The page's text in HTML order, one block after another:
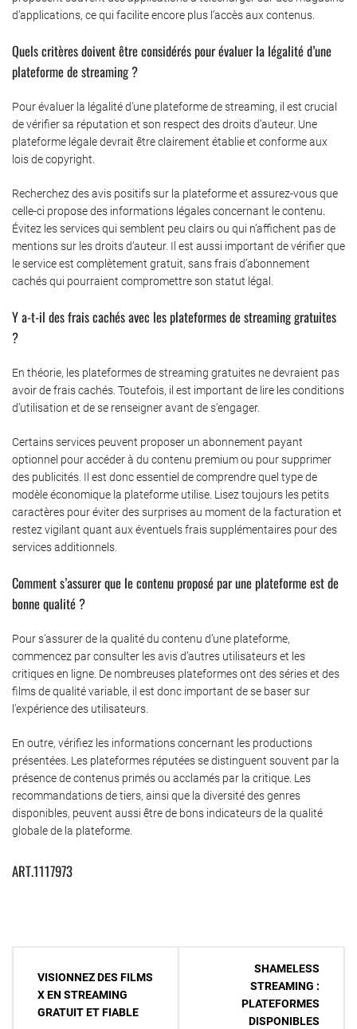
d’applications, ce qui facilite encore plus l’accès aux contenus.
Quels critères doivent être considérés pour évaluer la légalité d’une
plateforme de streaming ?
Pour évaluer la légalité d’une plateforme de streaming, il est crucial
de vérifier sa réputation et son respect des droits d’auteur. Une
plateforme légale devrait être clairement établie et conforme aux
lois de copyright.
Recherchez des avis positifs sur la plateforme et assurez-vous que
celle-ci propose des informations légales concernant le contenu.
Évitez les services qui semblent peu clairs ou qui n’affichent pas de
mentions sur les droits d’auteur. Il est aussi important de vérifier que
le service est complètement gratuit, sans frais d’abonnement
cachés qui pourraient compromettre son statut légal.
Y a-t-il des frais cachés avec les plateformes de streaming gratuites
?
En théorie, les plateformes de streaming gratuites ne devraient pas
avoir de frais cachés. Toutefois, il est important de lire les conditions
d’utilisation et de se renseigner avant de s’engager.
Certains services peuvent proposer un abonnement payant
optionnel pour accéder à du contenu premium ou pour supprimer
des publicités. Il est donc essentiel de comprendre quel type de
modèle économique la plateforme utilise. Lisez toujours les petits
caractères pour éviter des surprises au moment de la facturation et
restez vigilant quant aux éventuels frais supplémentaires pour des
services additionnels.
Comment s’assurer que le contenu proposé par une plateforme est de
bonne qualité ?
Pour s’assurer de la qualité du contenu d’une plateforme,
commencez par consulter les avis d’autres utilisateurs et les
critiques en ligne. De nombreuses plateformes ont des séries et des
films de qualité variable, il est donc important de se baser sur
l’expérience des utilisateurs.
En outre, vérifiez les informations concernant les productions
présentées. Les plateformes réputées se distinguent souvent par la
présence de contenus primés ou acclamés par la critique. Les
recommandations de tiers, ainsi que la diversité des genres
disponibles, peuvent aussi être de bons indicateurs de la qualité
globale de la plateforme.
ART.1117973
l’article
VISIONNEZ DES FILMS
X EN STREAMING
GRATUIT ET FIABLE
SHAMELESS
STREAMING :
PLATEFORMES
DISPONIBLES